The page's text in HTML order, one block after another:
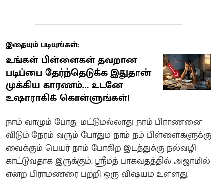
இதையும் படியுங்கள்:
உங்கள் பிள்ளைகள் தவறான
படிப்பை தேர்ந்தெடுக்க இதுதான்
முக்கிய காரணம்… உடனே
உஷாராகிக் கொள்ளுங்கள்!
நாம் வாழும் போது மட்டுமல்லாது நாம் பிராணனை
விடும் நேரம் வரும் போதும் நாம் நம் பிள்ளைகளுக்கு
வைக்கும் பெயர் நாம் போகிற இடத்துக்கு நல்வழி
காட்டுவதாக இருக்கும். ஸ்ரீமத் பாகவதத்தில் அஜாமில்
என்ற பிராமணரை பற்றி ஒரு விஷயம் உள்ளது.